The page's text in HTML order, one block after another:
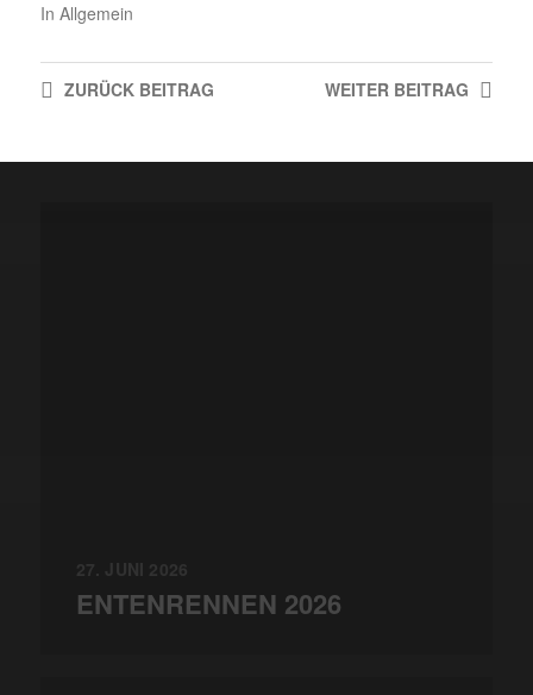
In Allgemein
WEITER BEITRAG
ZURÜCKBEITRAG
27. JUNI 2026
ENTENRENNEN 2026